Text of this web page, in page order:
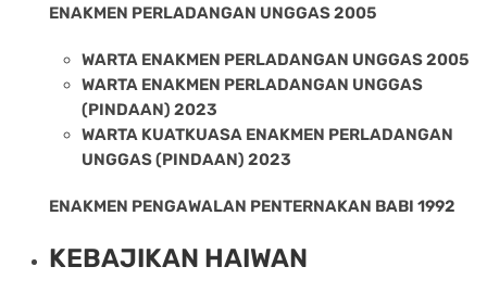
ENAKMEN PERLADANGAN UNGGAS 2005
WARTA ENAKMEN PERLADANGAN UNGGAS 2005
WARTA ENAKMEN PERLADANGAN UNGGAS
(PINDAAN) 2023
WARTA KUATKUASA ENAKMEN PERLADANGAN
UNGGAS (PINDAAN) 2023
ENAKMEN PENGAWALAN PENTERNAKAN BABI 1992
KEBAJIKAN HAIWAN